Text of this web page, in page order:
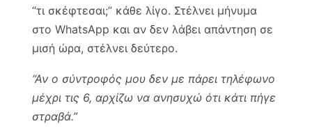
“τι σκέφτεσαι;” κάθε λίγο. Στέλνει μήνυμα
στο WhatsApp και αν δεν λάβει απάντηση σε
μισή ώρα, στέλνει δεύτερο.
“Αν ο σύντροφός μου δεν με πάρει τηλέφωνο
μέχρι τις 6, αρχίζω να ανησυχώ ότι κάτι πήγε
στραβά.”